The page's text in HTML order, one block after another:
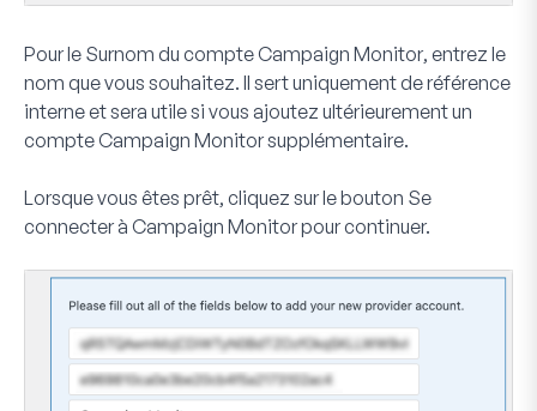
Pour le Surnom du compte Campaign Monitor, entrez le
nom que vous souhaitez. Il sert uniquement de référence
interne et sera utile si vous ajoutez ultérieurement un
compte Campaign Monitor supplémentaire.
Lorsque vous êtes prêt, cliquez sur le bouton Se
connecter à Campaign Monitorpour continuer.